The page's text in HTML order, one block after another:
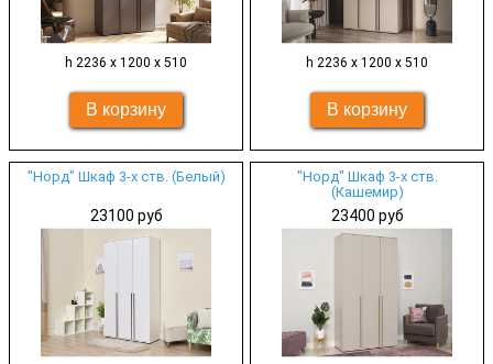
h 2236 х 1200 х 510 h 2236 х 1200 х 510
"Норд" Шкаф 3-х ств. (Белый)
23100 руб
"Норд" Шкаф 3-х ств.
(Кашемир)
23400 руб